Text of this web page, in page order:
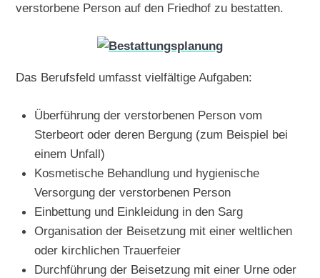
verstorbene Person auf den Friedhof zu bestatten.
Das Berufsfeld umfasst vielfältige Aufgaben:
Überführung der verstorbenen Person vom
Sterbeort oder deren Bergung (zum Beispiel bei
einem Unfall)
Kosmetische Behandlung und hygienische
Versorgung der verstorbenen Person
Einbettung und Einkleidung in den Sarg
Organisation der Beisetzung mit einer weltlichen
oder kirchlichen Trauerfeier
Durchführung der Beisetzung mit einer Urne oder